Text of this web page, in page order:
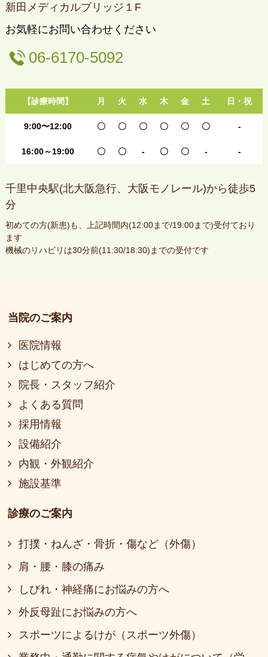
新田メディカルブリッジ１F
お気軽にお問い合わせください
06-6170-5092
【診療時間】 月 火 水 木 金 土 日・祝
9:00〜12:00 〇 〇 〇 〇 〇 〇 -
16:00～19:00 〇 〇 - 〇 〇 - -
千里中央駅(北大阪急行、大阪モノレール)から徒歩5
分
初めての方(新患)も、上記時間内(12:00まで/19:00まで)受付ており
ます
機械のリハビリは30分前(11:30/18:30)までの受付です
当院のご案内
医院情報
はじめての方へ
院長・スタッフ紹介
よくある質問
採用情報
設備紹介
内観・外観紹介
施設基準
診療のご案内
打撲・ねんざ・骨折・傷など（外傷）
肩・腰・膝の痛み
しびれ・神経痛にお悩みの方へ
外反母趾にお悩みの方へ
スポーツによるけが（スポーツ外傷）